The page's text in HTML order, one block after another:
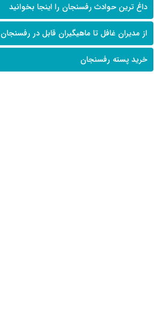
داغ ترین حوادث رفسنجان را اینجا بخوانید
از مدیران غافل تا ماهیگیران قابل در رفسنجان
خرید پسته رفسنجان